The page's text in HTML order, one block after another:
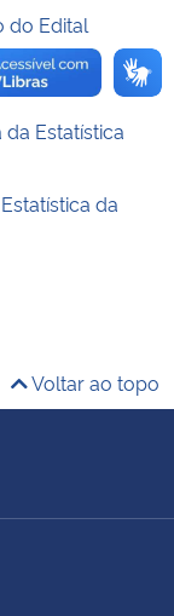
do Edital
Estatística
da
Voltar ao topo